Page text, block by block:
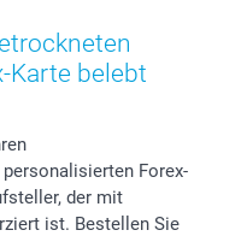
Karte belebt
Forex-
der mit
ist. Bestellen Sie